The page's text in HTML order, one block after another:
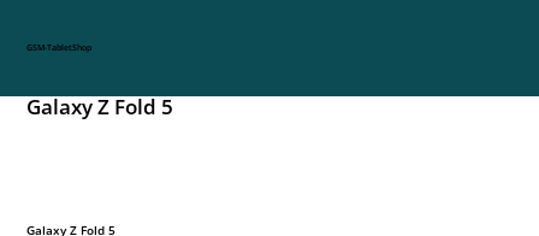
GSM-TabletShop
Galaxy Z Fold 5
Galaxy Z Fold 5